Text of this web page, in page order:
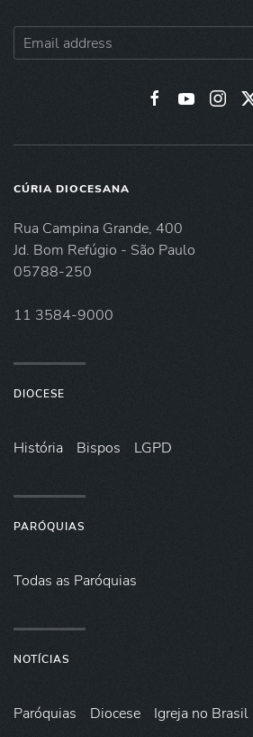
CÚRIA DIOCESANA
Rua Campina Grande, 400
Jd. Bom Refúgio - São Paulo
05788-250
11 3584-9000
DIOCESE
História Bispos LGPD
PARÓQUIAS
Todas as Paróquias
NOTÍCIAS
Paróquias Diocese Igreja no Brasil